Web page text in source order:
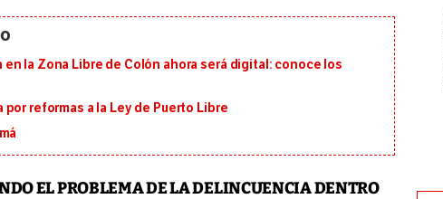
la Zona Libre de Colón ahora será digital: conoce los
reformas a la Ley de Puerto Libre
EL PROBLEMA DE LA DELINCUENCIA DENTRO
al sur de Japón, provocando una